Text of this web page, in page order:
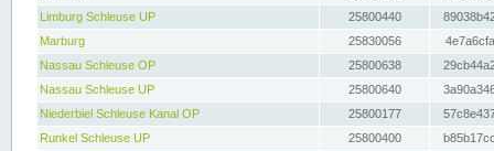
Limburg Schleuse UP
25800440
Marburg
25830056
Nassau Schleuse OP
25800638
Nassau Schleuse UP
25800640
Niederbiel Schleuse Kanal OP
25800177
Runkel Schleuse UP
25800400